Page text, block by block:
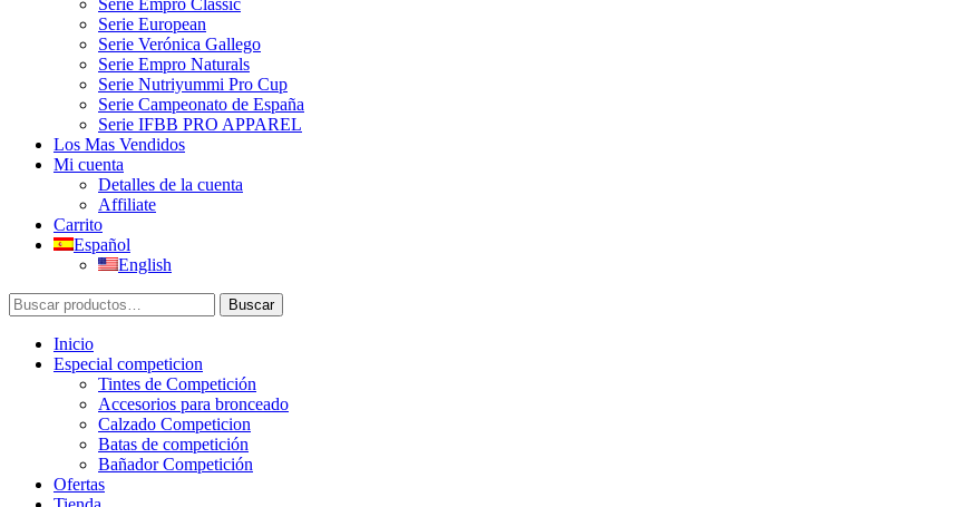
Serie Empro Classic
Serie European
Serie Verónica Gallego
Serie Empro Naturals
Serie Nutriyummi Pro Cup
Serie Campeonato de España
Serie IFBB PRO APPAREL
Los Mas Vendidos
Mi cuenta
Detalles de la cuenta
Affiliate
Carrito
Español
English
Buscar
por:
Buscar
Inicio
Especial competicion
Tintes de Competición
Accesorios para bronceado
Calzado Competicion
Batas de competición
Bañador Competición
Ofertas